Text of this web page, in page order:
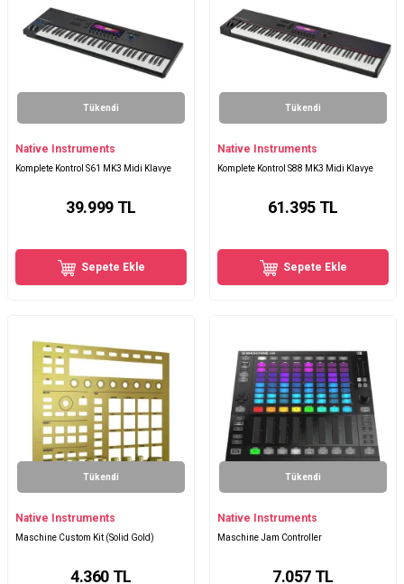
Tükendi
Native Instruments
Komplete Kontrol S61 MK3 Midi Klavye
39.999TL
Sepete Ekle
Tükendi
Native Instruments
Komplete Kontrol S88 MK3 Midi Klavye
61.395TL
Sepete Ekle
Tükendi
Native Instruments
Maschine Custom Kit (Solid Gold)
4.360 TL
Tükendi
Native Instruments
Maschine Jam Controller
7.057 TL